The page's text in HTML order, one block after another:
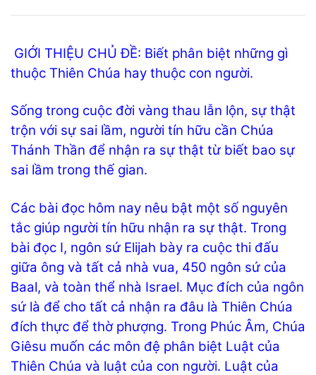
GIỚI THIỆU CHỦ ĐỀ: Biết phân biệt những gì
thuộc Thiên Chúa hay thuộc con người.
Sống trong cuộc đời vàng thau lẫn lộn, sự thật
trộn với sự sai lầm, người tín hữu cần Chúa
Thánh Thần để nhận ra sự thật từ biết bao sự
sai lầm trong thế gian.
Các bài đọc hôm nay nêu bật một số nguyên
tắc giúp người tín hữu nhận ra sự thật. Trong
bài đọc I, ngôn sứ Elijah bày ra cuộc thi đấu
giữa ông và tất cả nhà vua, 450 ngôn sứ của
Baal, và toàn thể nhà Israel. Mục đích của ngôn
sứ là để cho tất cả nhận ra đâu là Thiên Chúa
đích thực để thờ phượng. Trong Phúc Âm, Chúa
Giêsu muốn các môn đệ phân biệt Luật của
Thiên Chúa và luật của con người. Luật của